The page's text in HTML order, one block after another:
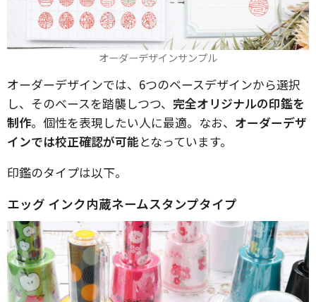
オーダーデザインサンプル
オーダーデザインでは、6つのベースデザインから選択
し、そのベースを踏襲しつつ、 完全オリジナルの印鑑を
制作。個性を表現したい人に最適。なお、 オーダーデザ
インでは校正確認が可能となっています。
印鑑のタイプは以下。
エッグ インク内蔵ネームスタンプタイプ